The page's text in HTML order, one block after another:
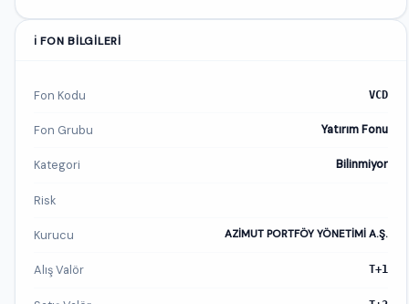
ℹ️ FON BILGILERI
Fon Kodu VCD
Fon Grubu Yatırım Fonu
Kategori Bilinmiyor
Risk
Kurucu AZİMUT PORTFÖY YÖNETİMİ A.Ş.
Alış Valör T+1